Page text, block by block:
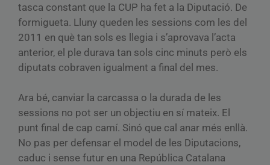
tasca constant que la CUP ha fet a la Diputació. De
formigueta. Lluny queden les sessions com les del
2011 en què tan sols es llegia i s’aprovava l’acta
anterior, el ple durava tan sols cinc minuts però els
diputats cobraven igualment a final del mes.
Ara bé, canviar la carcassa o la durada de les
sessions no pot ser un objectiu en sí mateix. El
punt final de cap camí. Sinó que cal anar més enllà.
No pas per defensar el model de les Diputacions,
caduc i sense futur en una República Catalana